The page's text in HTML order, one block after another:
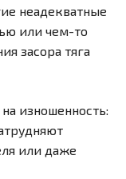
неадекватные
или чем-то
засора тяга
изношенность:
или даже